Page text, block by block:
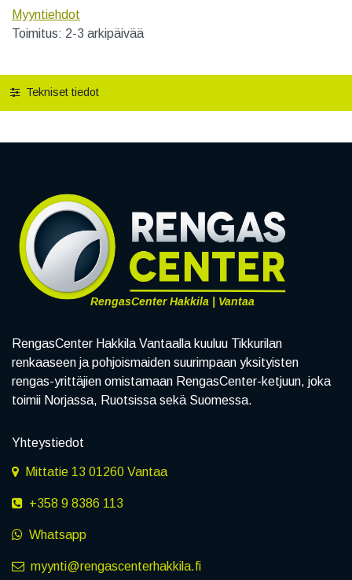
Myyntiehdot
Toimitus: 2-3 arkipäivää
Tekniset tiedot
RengasCenter Hakkila | Vantaa
RengasCenter Hakkila Vantaalla kuuluu Tikkurilan
renkaaseen ja pohjoismaiden suurimpaan yksityisten
rengas-yrittäjien omistamaan RengasCenter-ketjuun, joka
toimii Norjassa, Ruotsissa sekä Suomessa.
Yhteystiedot
Mittatie 13 01260 Vantaa
+358 9 8386 113
Whatsapp
myynti@rengascenterhakkila.fi